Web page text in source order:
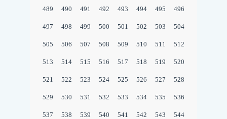
489 490 491 492 493 494 495 496
497 498 499 500 501 502 503 504
505 506 507 508 509 510 511 512
513 514 515 516 517 518 519 520
521 522 523 524 525 526 527 528
529 530 531 532 533 534 535 536
537 538 539 540 541 542 543 544